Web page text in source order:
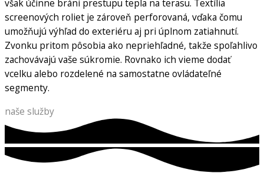
však účinne bráni prestupu tepla na terasu. Textília
screenových roliet je zároveň perforovaná, vďaka čomu
umožňujú výhľad do exteriéru aj pri úplnom zatiahnutí.
Zvonku pritom pôsobia ako nepriehľadné, takže spoľahlivo
zachovávajú vaše súkromie. Rovnako ich vieme dodať
vcelku alebo rozdelené na samostatne ovládateľné
segmenty.
naše služby